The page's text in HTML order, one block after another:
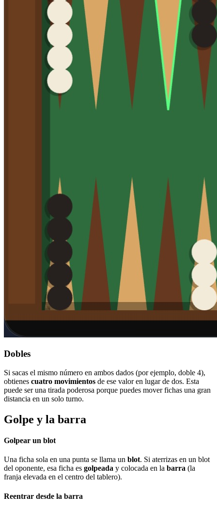
Dobles
Si sacas el mismo número en ambos dados (por ejemplo, doble 4),
obtienes cuatro movimientos de ese valor en lugar de dos. Esta
puede ser una tirada poderosa porque puedes mover fichas una gran
distancia en un solo turno.
Golpe y la barra
Golpear un blot
Una ficha sola en una punta se llama un blot. Si aterrizas en un blot
del oponente, esa ficha es golpeada y colocada en la barra (la
franja elevada en el centro del tablero).
Reentrar desde la barra